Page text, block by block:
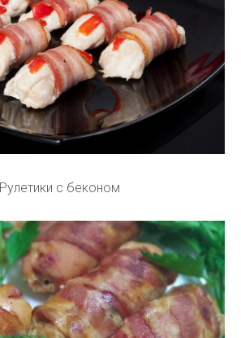
Рулетики с беконом